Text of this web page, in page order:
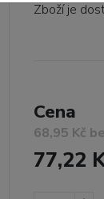
Zboží je
Cena
68,95 Kč
77,22